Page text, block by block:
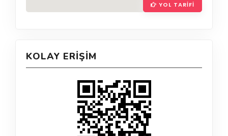
YOL TARIFI
KOLAY ERIŞIM